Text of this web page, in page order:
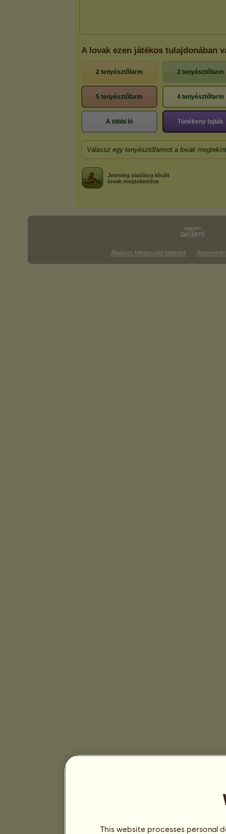
A lovak ezen játékos tulajdonában
2 tenyésztőfarm 2 tenyésztőfarm
5 tenyésztőfarm 4 tenyésztőfarm
A többi ló Tünékeny fajták
Válassz egy tenyésztőfarmot a lovak
Jelenleg eladásra kínált
lovak megtekintése
Általános felhasználói feltételek
This website processes personal